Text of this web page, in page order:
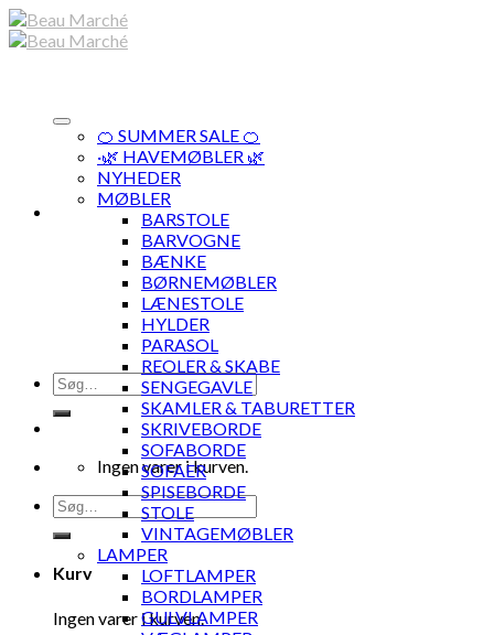
Skip
to
Søg
efter:
Ingen varer i kurven.
Søg
efter:
Kurv
Ingen varer i kurven.
🍊 SUMMER SALE 🍊
·🌿 HAVEMØBLER 🌿
NYHEDER
MØBLER
BARSTOLE
BARVOGNE
BÆNKE
BØRNEMØBLER
LÆNESTOLE
HYLDER
PARASOL
REOLER & SKABE
SENGEGAVLE
SKAMLER & TABURETTER
SKRIVEBORDE
SOFABORDE
SOFAER
SPISEBORDE
STOLE
VINTAGEMØBLER
LAMPER
LOFTLAMPER
BORDLAMPER
GULVLAMPER